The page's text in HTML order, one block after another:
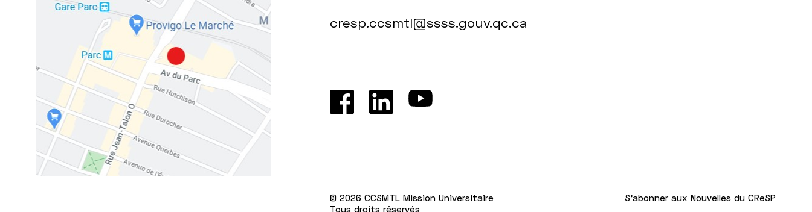
cresp.ccsmtl@ssss.gouv.qc.ca
© 2026 CCSMTL Mission Universitaire
Tous droits réservés
S'abonner aux Nouvelles du CReSP